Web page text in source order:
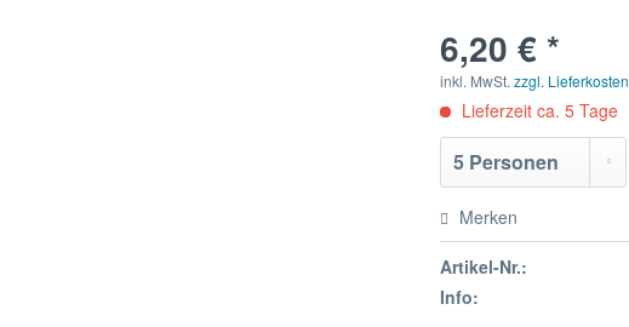
6,20 € *
inkl. MwSt.zzgl. Lieferkosten
Lieferzeit ca. 5 Tage
Merken
Artikel-Nr.:
Info: